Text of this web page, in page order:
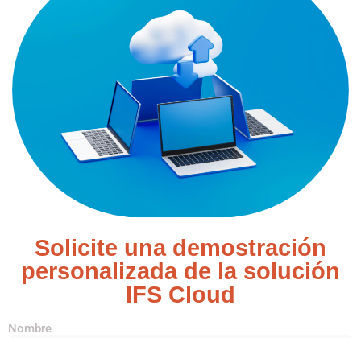
Solicite una demostración
personalizada de la solución
IFS Cloud
Nombre